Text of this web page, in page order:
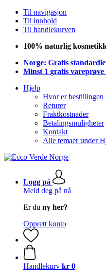
Til navigasjon
Til innhold
Til handlekurven
100% naturlig
Norge: Gratis
Minst 1 gratis vareprøve
Hjelp
Hvor er bestillingen
Returer
Fraktkostnader
Betalingsmuligheter
Kontakt
Alle temaer under
Logg på
Meld deg på nå
Er du ny her?
Opprett konto
Handlekurv kr 0